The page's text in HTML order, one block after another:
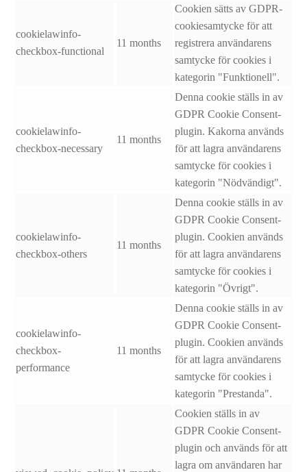
cookielawinfo-
checkbox-functional
11 months
Cookien sätts av GDPR-
cookiesamtycke för att
registrera användarens
samtycke för cookies i
kategorin "Funktionell".
cookielawinfo-
checkbox-necessary
11 months
Denna cookie ställs in av
GDPR Cookie Consent-
plugin. Kakorna används
för att lagra användarens
samtycke för cookies i
kategorin "Nödvändigt".
cookielawinfo-
checkbox-others
11 months
Denna cookie ställs in av
GDPR Cookie Consent-
plugin. Cookien används
för att lagra användarens
samtycke för cookies i
kategorin "Övrigt".
cookielawinfo-
checkbox-
performance
11 months
Denna cookie ställs in av
GDPR Cookie Consent-
plugin. Cookien används
för att lagra användarens
samtycke för cookies i
kategorin "Prestanda".
Cookien ställs in av
GDPR Cookie Consent-
plugin och används för att
lagra om användaren har